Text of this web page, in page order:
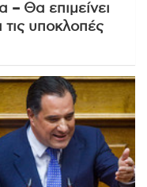
– Θα επιμείνει
υποκλοπές